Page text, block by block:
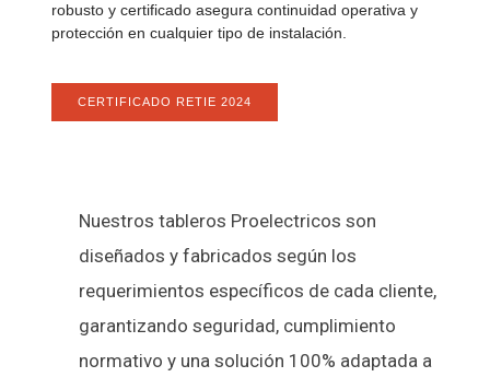
robusto y certificado asegura continuidad operativa y
protección en cualquier tipo de instalación.
CERTIFICADO RETIE 2024
Nuestros tableros Proelectricos son
diseñados y fabricados según los
requerimientos específicos de cada cliente,
garantizando seguridad, cumplimiento
normativo y una solución 100% adaptada a